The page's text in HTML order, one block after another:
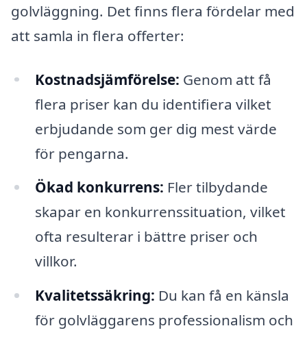
golvläggning. Det finns flera fördelar med
att samla in flera offerter:
Kostnadsjämförelse: Genom att få
flera priser kan du identifiera vilket
erbjudande som ger dig mest värde
för pengarna.
Ökad konkurrens: Fler tilbydande
skapar en konkurrenssituation, vilket
ofta resulterar i bättre priser och
villkor.
Kvalitetssäkring: Du kan få en känsla
för golvläggarens professionalism och